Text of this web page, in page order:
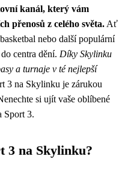
kanál, který vám
přenosů z celého světa. Ať
nebo další populární
centra dění. Díky Skylinku
a turnaje v té nejlepší
3 na Skylinku je zárukou
si ujít vaše oblíbené
Sport 3.
3 na Skylinku?